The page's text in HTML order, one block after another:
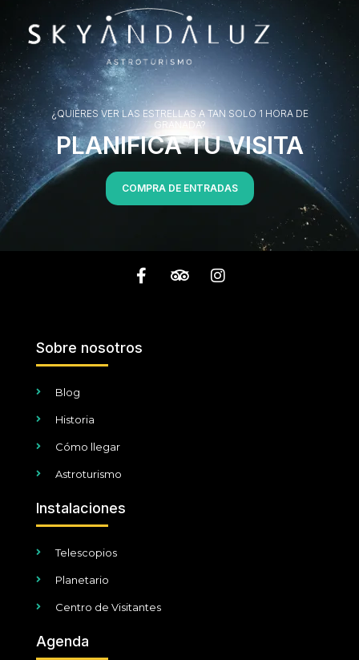
¿QUIERES VER LAS ESTRELLAS A TAN SOLO 1 HORA DE
GRANADA?
PLANIFICA TU VISITA
COMPRA DE ENTRADAS
Sobre nosotros
Blog
Historia
Cómo llegar
Astroturismo
Instalaciones
Telescopios
Planetario
Centro de Visitantes
Agenda